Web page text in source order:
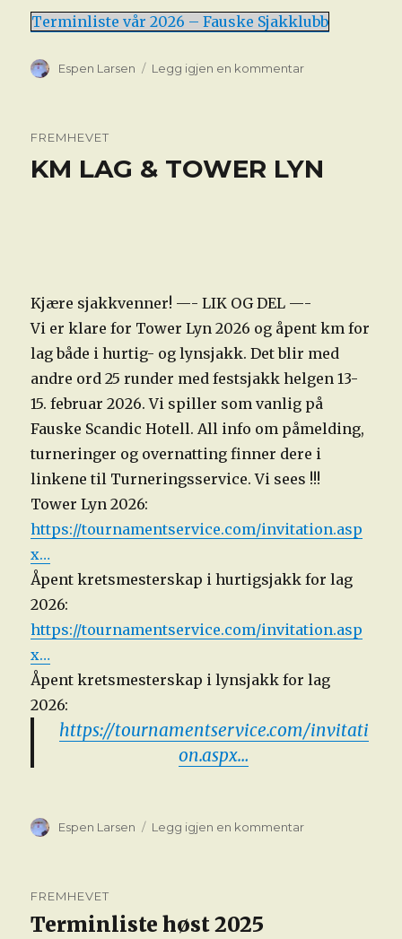
Terminliste vår 2026 – Fauske Sjakklubb
Forfatter
Espen Larsen Legg igjen en kommentartil
FREMHEVET
KM LAG & TOWER LYN
Kjære sjakkvenner! —- LIK OG DEL —-
Vi er klare for Tower Lyn 2026 og åpent km for
lag både i hurtig- og lynsjakk. Det blir med
andre ord 25 runder med festsjakk helgen 13-
15. februar 2026. Vi spiller som vanlig på
Fauske Scandic Hotell. All info om påmelding,
turneringer og overnatting finner dere i
linkene til Turneringsservice. Vi sees !!!
Tower Lyn 2026:
https://tournamentservice.com/invitation.asp
x…
Åpent kretsmesterskap i hurtigsjakk for lag
2026:
https://tournamentservice.com/invitation.asp
x…
Åpent kretsmesterskap i lynsjakk for lag
2026:
https://tournamentservice.com/invitati
on.aspx…
Forfatter
Espen Larsen Legg igjen en kommentartil
FREMHEVET
Terminliste høst 2025